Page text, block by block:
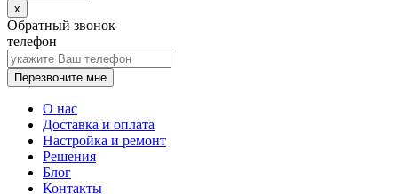
x
Обратный звонок
телефон
Перезвоните мне
О нас
Доставка и оплата
Настройка и ремонт
Решения
Блог
Контакты